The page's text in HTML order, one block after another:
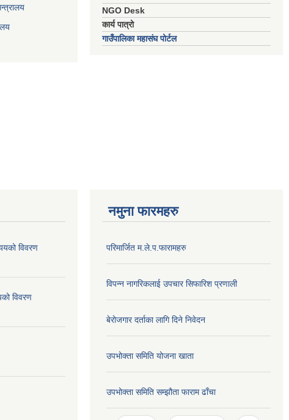
NGO Desk
कार्य पात्रो
गाउँपालिका महासंघ पोर्टल
विवरण
विवरण
नमुना फारमहरु
परिमार्जित म.ले.प.फारामहरु
विपन्न नागरिकलाई उपचार सिफारिश प्रणाली
बेरोजगार दर्ताका लागि दिने निवेदन
उपभोक्ता समिति योजना खाता
उपभोक्ता समिति सम्झौता फाराम ढाँचा